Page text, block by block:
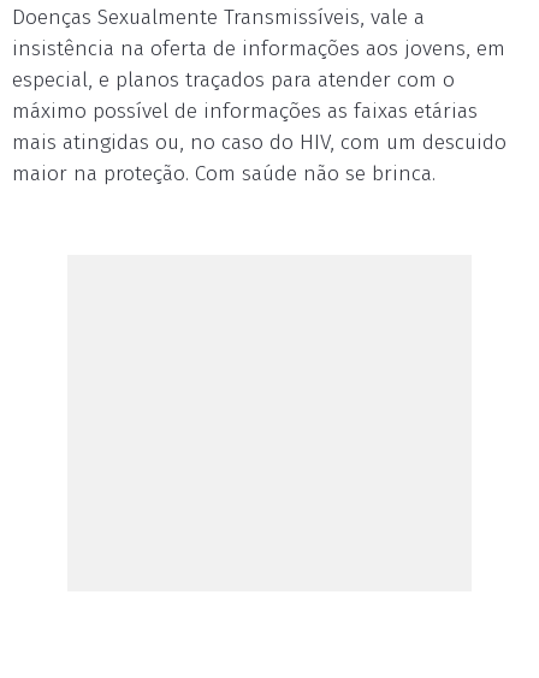
Doenças Sexualmente Transmissíveis, vale a
insistência na oferta de informações aos jovens, em
especial, e planos traçados para atender com o
máximo possível de informações as faixas etárias
mais atingidas ou, no caso do HIV, com um descuido
maior na proteção. Com saúde não se brinca.